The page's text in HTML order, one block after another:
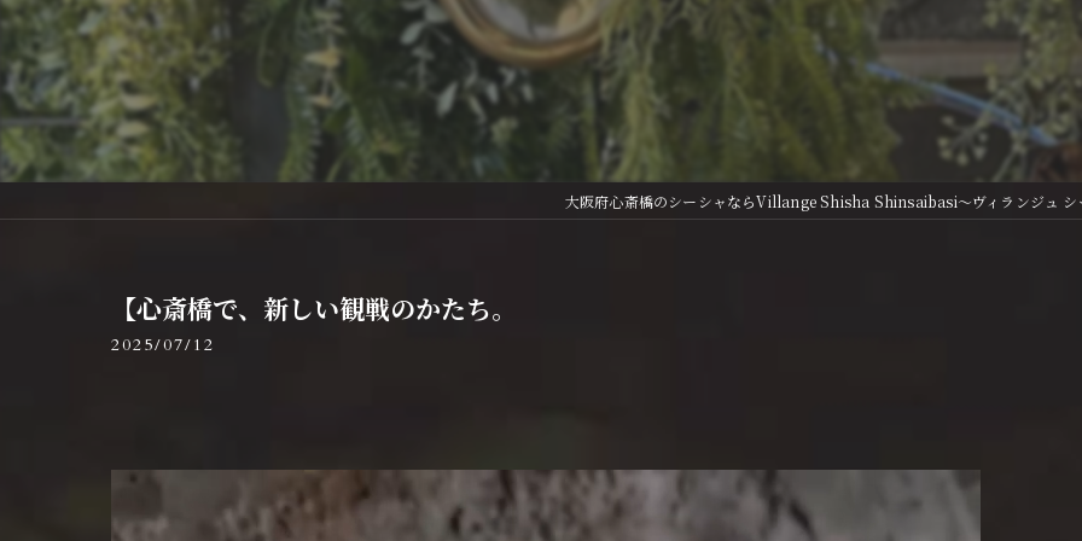
大阪府心斎橋のシーシャならVillange Shisha Shinsaibasi〜ヴィランジュ シ
【心斎橋で、新しい観戦のかたち。
2025/07/12